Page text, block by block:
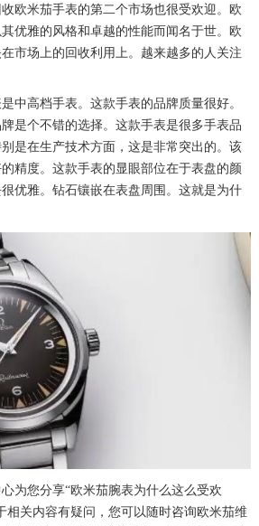
米茄手表的第二个市场也很受欢迎。欧
优雅的风格和卓越的性能而闻名于世。欧
市场上的回收利用上。越来越多的人关注
高档手表。这款手表的品牌质量很好。
是个不错的选择。这款手表是很多手表品
是在生产技术方面，这是非常突出的。该
精度。这款手表的显眼部位在于表盘的颜
优雅。钻石镶嵌在表盘周围。这就是为什
您分享“欧米茄腕表为什么这么受欢
相关内容有疑问，您可以随时咨询欧米茄维